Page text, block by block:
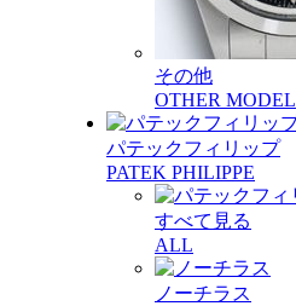
その他
OTHER MODEL
パテックフィリップ
PATEK PHILIPPE
すべて見る
ALL
ノーチラス